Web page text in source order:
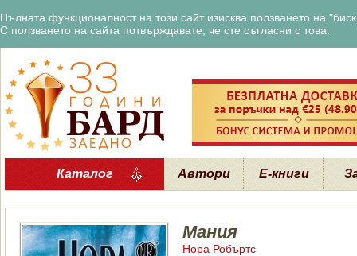
Пълната функционалност на този сайт изисква ползването на
С ползването на сайта потвърждавате, че сте съгласни с това.
Каталог Автори Е-книги
Мания
Нора Робъртс